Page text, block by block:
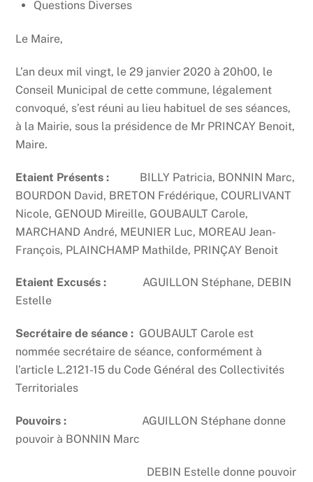
Questions Diverses
Le Maire,
L’an deux mil vingt, le 29 janvier 2020 à 20h00, le
Conseil Municipal de cette commune, légalement
convoqué, s’est réuni au lieu habituel de ses séances,
à la Mairie, sous la présidence de Mr PRINCAY Benoit,
Maire.
Etaient Présents : BILLY Patricia, BONNIN Marc,
BOURDON David, BRETON Frédérique, COURLIVANT
Nicole, GENOUD Mireille, GOUBAULT Carole,
MARCHAND André, MEUNIER Luc, MOREAU Jean-
François, PLAINCHAMP Mathilde, PRINÇAY Benoit
Etaient Excusés : AGUILLON Stéphane, DEBIN
Estelle
Secrétaire de séance : GOUBAULT Carole est
nommée secrétaire de séance, conformément à
l’article L.2121-15 du Code Général des Collectivités
Territoriales
Pouvoirs :
AGUILLON Stéphane donne
pouvoir à BONNIN Marc
DEBIN Estelle donne pouvoir